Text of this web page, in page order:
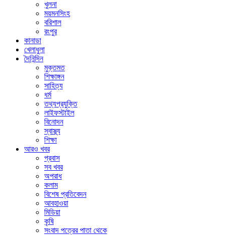
খুলনা
ময়মনসিংহ
বরিশাল
রংপুর
কানাডা
খেলাধুলা
দৈনিন্দিন
মুক্তমত
শিক্ষাঙ্গন
সাহিত্য
ধর্ম
তথ্যপ্রযুক্তি
লাইফস্টাইল
বিনোদন
স্বাস্থ্য
শিক্ষা
আরও খবর
প্রবাস
সব খবর
অপরাধ
কলাম
বিশেষ প্রতিবেদন
আবহাওয়া
মিডিয়া
কৃষি
সংবাদ পত্রের পাতা থেকে